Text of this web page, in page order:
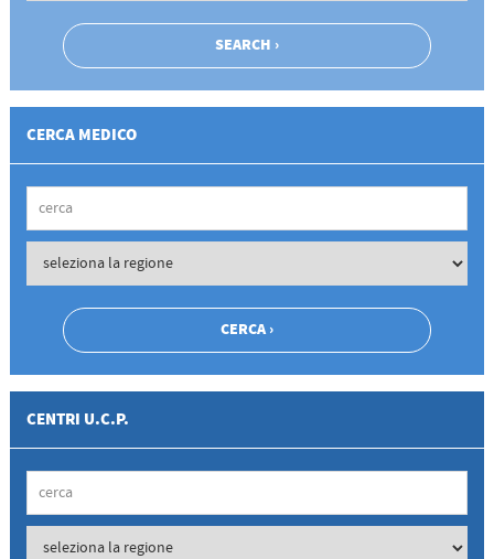
CERCA MEDICO
CENTRI U.C.P.